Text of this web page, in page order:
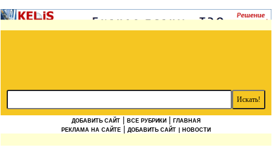
ДОБАВИТЬ САЙТ ВСЕ РУБРИКИ
ГЛАВНАЯ
РЕКЛАМА НА САЙТЕ
ДОБАВИТЬ САЙТ | НОВОСТИ